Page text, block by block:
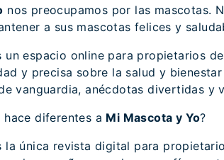
nos preocupamos por las mascotas.
a sus mascotas felices y
un espacio online para propietarios
y precisa sobre la salud y
vanguardia, anécdotas divertidas
hace diferentes a Mi Mascota y Yo?
la única revista digital para